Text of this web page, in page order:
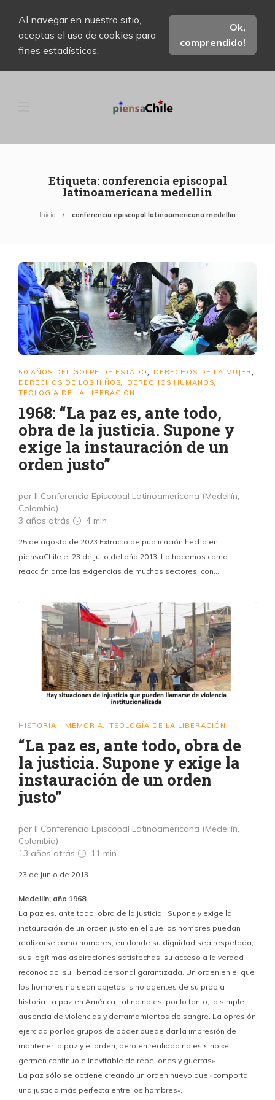
Al navegar en nuestro sitio,
aceptas el uso de cookies para
fines estadísticos.
Ok,
comprendido!
Etiqueta: conferencia episcopal
latinoamericana medellin
Inicio conferencia episcopal latinoamericana medellin
50 AÑOS DEL GOLPE DE ESTADO DERECHOS DE LA MUJER
DERECHOS DE LOS NIÑOS DERECHOS HUMANOS
TEOLOGÍA DE LA LIBERACIÓN
1968: “La paz es, ante todo,
obra de la justicia. Supone y
exige la instauración de un
orden justo”
por II Conferencia Episcopal Latinoamericana (Medellín,
Colombia)
3 años atrás
4 min
25 de agosto de 2023 Extracto de publicación hecha en
piensaChile el 23 de julio del año 2013. Lo hacemos como
reacción ante las exigencias de muchos sectores, con…
HISTORIA - MEMORIA TEOLOGÍA DE LA LIBERACIÓN
“La paz es, ante todo, obra de
la justicia. Supone y exige la
instauración de un orden
justo”
por II Conferencia Episcopal Latinoamericana (Medellín,
Colombia)
13 años atrás
11 min
23 de junio de 2013
Medellín, año 1968
La paz es, ante todo, obra de la justicia;. Supone y exige la
instauración de un orden justo en el que los hombres puedan
realizarse como hombres, en donde su dignidad sea respetada,
sus legítimas aspiraciones satisfechas, su acceso a la verdad
reconocido, su libertad personal garantizada. Un orden en el que
los hombres no sean objetos, sino agentes de su propia
historia.La paz en América Latina no es, por lo tanto, la simple
ausencia de violencias y derramamientos de sangre. La opresión
ejercida por los grupos de poder puede dar la impresión de
mantener la paz y el orden, pero en realidad no es sino «el
germen continuo e inevitable de rebeliones y guerras».
La paz sólo se obtiene creando un orden nuevo que «comporta
una justicia más perfecta entre los hombres».